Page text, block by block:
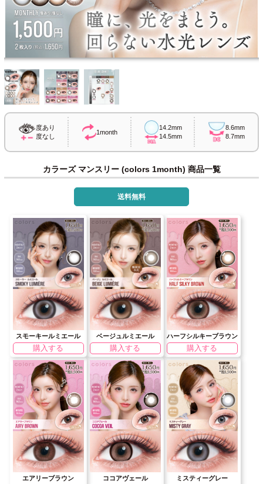
度あり
度なし
1month
14.2mm
14.5mm
8.6mm
8.7mm
カラーズ マンスリー (colors 1month) 商品一覧
送料無料
スモーキールミエール
購入する
ベージュルミエール
購入する
ハーフシルキーブラウン
購入する
エアリーブラウン ココアヴェール ミスティーグレー